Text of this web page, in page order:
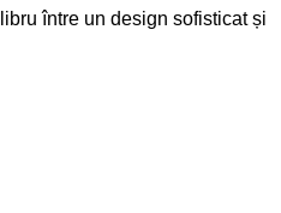
între un design sofisticat și